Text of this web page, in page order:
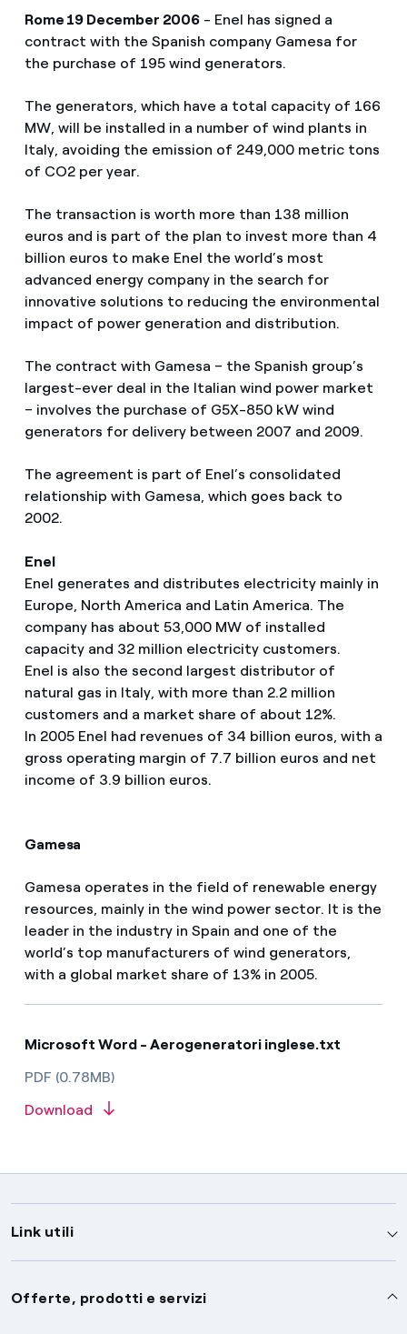
Rome 19 December 2006 - Enel has signed a
contract with the Spanish company Gamesa for
the purchase of 195 wind generators.
The generators, which have a total capacity of 166
MW, will be installed in a number of wind plants in
Italy, avoiding the emission of 249,000 metric tons
of CO2 per year.
The transaction is worth more than 138 million
euros and is part of the plan to invest more than 4
billion euros to make Enel the world’s most
advanced energy company in the search for
innovative solutions to reducing the environmental
impact of power generation and distribution.
The contract with Gamesa – the Spanish group’s
largest-ever deal in the Italian wind power market
– involves the purchase of G5X-850 kW wind
generators for delivery between 2007 and 2009.
The agreement is part of Enel’s consolidated
relationship with Gamesa, which goes back to
2002.
Enel
Enel generates and distributes electricity mainly in
Europe, North America and Latin America. The
company has about 53,000 MW of installed
capacity and 32 million electricity customers.
Enel is also the second largest distributor of
natural gas in Italy, with more than 2.2 million
customers and a market share of about 12%.
In 2005 Enel had revenues of 34 billion euros, with a
gross operating margin of 7.7 billion euros and net
income of 3.9 billion euros.
Gamesa
Gamesa operates in the field of renewable energy
resources, mainly in the wind power sector. It is the
leader in the industry in Spain and one of the
world’s top manufacturers of wind generators,
with a global market share of 13% in 2005.
Microsoft Word - Aerogeneratori inglese.txt
PDF (0.78MB)
Download
Link utili
Assistenza
Offerte, prodotti e servizi